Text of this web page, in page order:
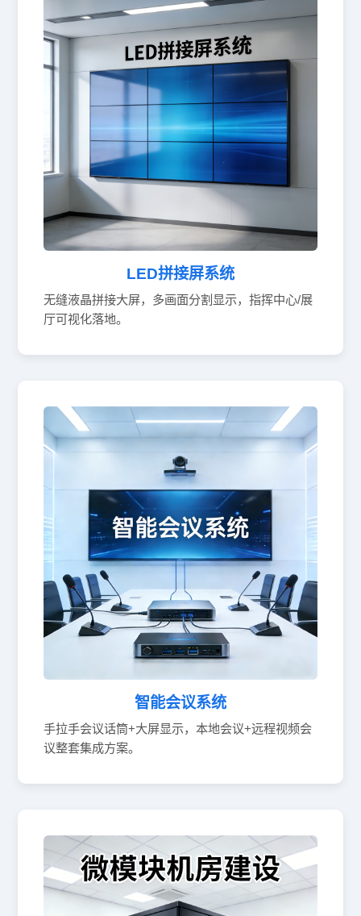
LED拼接屏系统
无缝液晶拼接大屏，多画面分割显示，指挥中心/展
厅可视化落地。
智能会议系统
手拉手会议话筒+大屏显示，本地会议+远程视频会
议整套集成方案。